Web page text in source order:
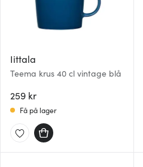
Iittala
Teema krus 40 cl vintage blå
259 kr
Få på lager